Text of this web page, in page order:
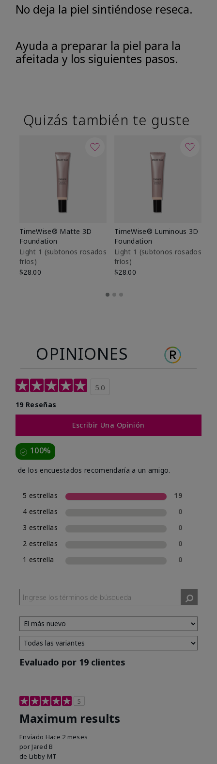
No deja la piel sintiéndose reseca.
Ayuda a preparar la piel para la
afeitada y los siguientes pasos.
Quizás también te guste
TimeWise® Matte 3D
Foundation
Light 1​ (subtonos rosados
fríos)
$28.00
TimeWise® Luminous 3D
Foundation
Light 1​ (subtonos rosados
fríos)
$28.00
OPINIONES
5.0
19 Reseñas
Escribir Una Opinión
100%
de los encuestados recomendaría a un amigo.
5 estrellas
19
4 estrellas
0
3 estrellas
0
2 estrellas
0
1 estrella
0
Evaluado por 19 clientes
5
Maximum results
Enviado Hace 2 meses
por Jared B
de Libby MT